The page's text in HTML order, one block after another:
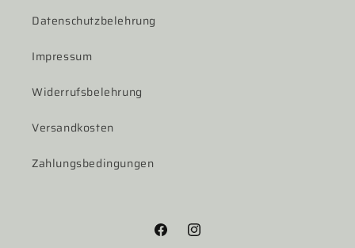
Datenschutzbelehrung
Impressum
Widerrufsbelehrung
Versandkosten
Zahlungsbedingungen
FacebookInstagram